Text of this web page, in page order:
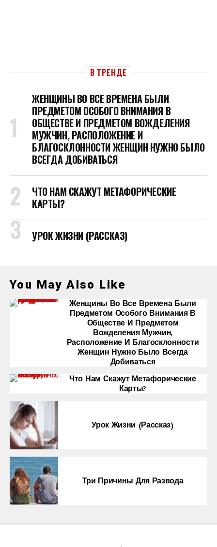
В ТРЕНДЕ
ЖЕНЩИНЫ ВО ВСЕ ВРЕМЕНА БЫЛИ
ПРЕДМЕТОМ ОСОБОГО ВНИМАНИЯ В
ОБЩЕСТВЕ И ПРЕДМЕТОМ ВОЖДЕЛЕНИЯ
МУЖЧИН, РАСПОЛОЖЕНИЕ И
БЛАГОСКЛОННОСТИ ЖЕНЩИН НУЖНО БЫЛО
ВСЕГДА ДОБИВАТЬСЯ
ЧТО НАМ СКАЖУТ МЕТАФОРИЧЕСКИЕ
КАРТЫ?
УРОК ЖИЗНИ (РАССКАЗ)
You May Also Like
Женщины Во Все Времена Были
Предметом Особого Внимания В
Обществе И Предметом
Вожделения Мужчин,
Расположение И Благосклонности
Женщин Нужно Было Всегда
Добиваться
Что Нам Скажут Метафорические
Карты?
Урок Жизни (рассказ)
Три Причины Для Развода